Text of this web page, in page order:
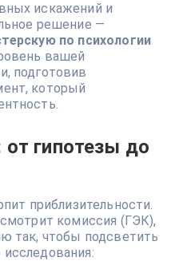
искажений и
решение —
по психологии
вашей
подготовив
который
от гипотезы до
приблизительности.
комиссия (ГЭК),
так, чтобы подсветить